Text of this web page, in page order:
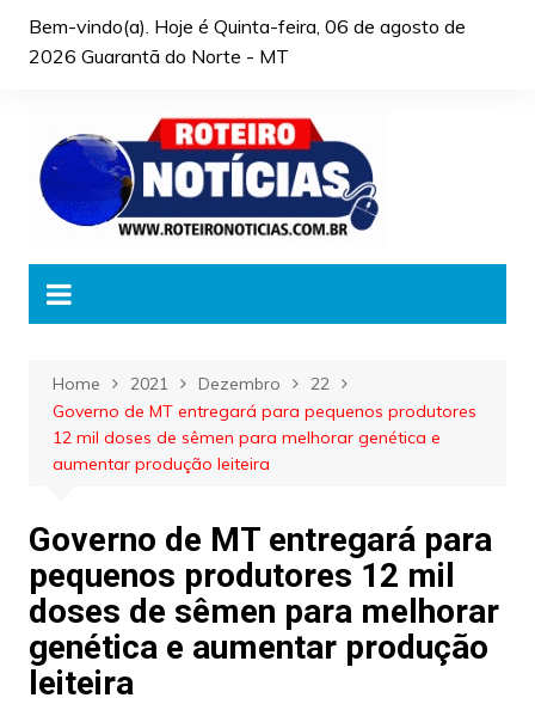
Bem-vindo(a). Hoje é Quinta-feira, 06 de agosto de
2026 Guarantã do Norte - MT
Home 2021 Dezembro
22
Governo de MT entregará para pequenos produtores
12 mil doses de sêmen para melhorar genética e
aumentar produção leiteira
Governo de MT entregará para
pequenos produtores 12 mil
doses de sêmen para melhorar
genética e aumentar produção
leiteira